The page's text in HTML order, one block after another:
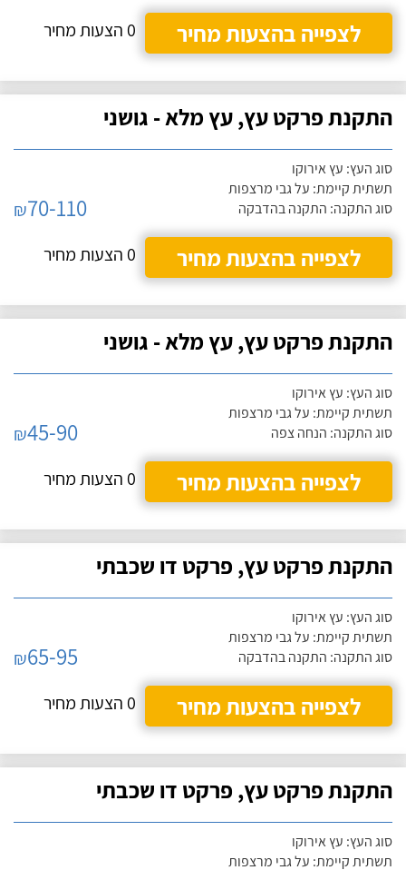
לצפייה בהצעות מחיר
0 הצעות מחיר
התקנת פרקט עץ, עץ מלא - גושני
סוג העץ: עץ אירוקו
תשתית קיימת: על גבי מרצפות
סוג התקנה: התקנה בהדבקה
₪70-110
לצפייה בהצעות מחיר
0 הצעות מחיר
התקנת פרקט עץ, עץ מלא - גושני
סוג העץ: עץ אירוקו
תשתית קיימת: על גבי מרצפות
סוג התקנה: הנחה צפה
₪45-90
לצפייה בהצעות מחיר
0 הצעות מחיר
התקנת פרקט עץ, פרקט דו שכבתי
סוג העץ: עץ אירוקו
תשתית קיימת: על גבי מרצפות
סוג התקנה: התקנה בהדבקה
₪65-95
לצפייה בהצעות מחיר
0 הצעות מחיר
התקנת פרקט עץ, פרקט דו שכבתי
סוג העץ: עץ אירוקו
תשתית קיימת: על גבי מרצפות